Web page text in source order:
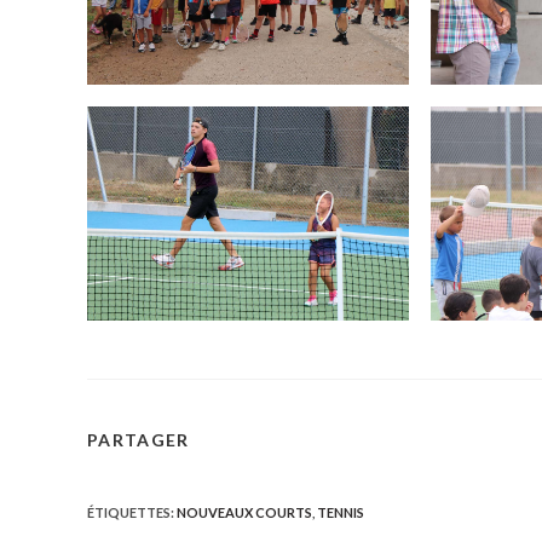
PARTAGER
ÉTIQUETTES:NOUVEAUX COURTS TENNIS